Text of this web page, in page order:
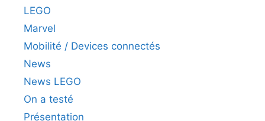
LEGO
Marvel
Mobilité / Devices connectés
News
News LEGO
On a testé
Présentation